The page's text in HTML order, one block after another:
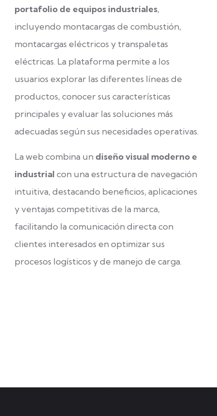
portafolio de equipos industriales,
incluyendo montacargas de combustión,
montacargas eléctricos y transpaletas
eléctricas. La plataforma permite a los
usuarios explorar las diferentes líneas de
productos, conocer sus características
principales y evaluar las soluciones más
adecuadas según sus necesidades operativas.
La web combina un diseño visual moderno e
industrial con una estructura de navegación
intuitiva, destacando beneficios, aplicaciones
y ventajas competitivas de la marca,
facilitando la comunicación directa con
clientes interesados en optimizar sus
procesos logísticos y de manejo de carga.